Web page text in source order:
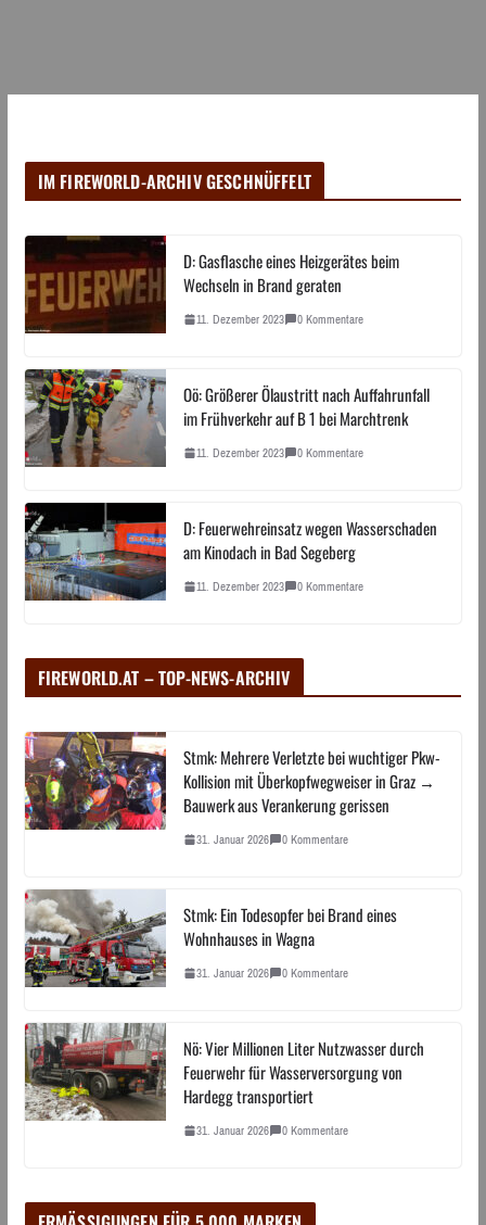
IM FIREWORLD-ARCHIV GESCHNÜFFELT
D: Gasflasche eines Heizgerätes beim
Wechseln in Brand geraten
11. Dezember 2023 0 Kommentare
Oö: Größerer Ölaustritt nach Auffahrunfall
im Frühverkehr auf B 1 bei Marchtrenk
11. Dezember 2023 0 Kommentare
D: Feuerwehreinsatz wegen Wasserschaden
am Kinodach in Bad Segeberg
11. Dezember 2023 0 Kommentare
FIREWORLD.AT – TOP-NEWS-ARCHIV
Stmk: Mehrere Verletzte bei wuchtiger Pkw-
Kollision mit Überkopfwegweiser in Graz →
Bauwerk aus Verankerung gerissen
31. Januar 2026 0 Kommentare
Stmk: Ein Todesopfer bei Brand eines
Wohnhauses in Wagna
31. Januar 2026 0 Kommentare
Nö: Vier Millionen Liter Nutzwasser durch
Feuerwehr für Wasserversorgung von
Hardegg transportiert
31. Januar 2026 0 Kommentare